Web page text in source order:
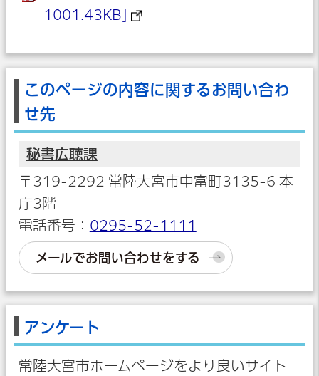
1001.43KB]
このページの内容に関するお問い合わ
せ先
秘書広聴課
〒319-2292 常陸大宮市中富町3135-6 本
庁3階
電話番号： 0295-52-1111
メールでお問い合わせをする
アンケート
常陸大宮市ホームページをより良いサイト